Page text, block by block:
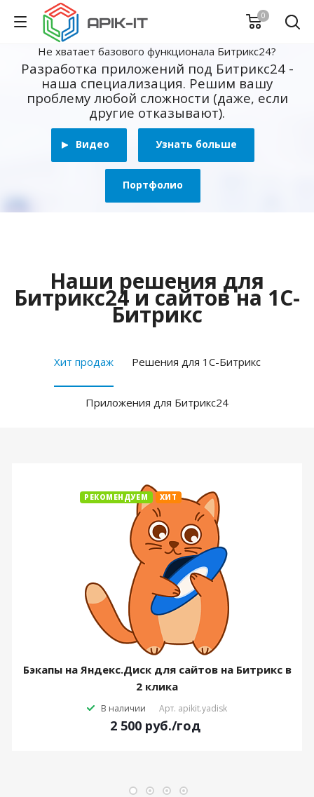
0
Не хватает базового функционала Битрикс24?
Разработка приложений под Битрикс24 -
наша специализация. Решим вашу
проблему любой сложности (даже, если
другие отказывают).
Видео Узнать больше
Портфолио
Наши решения для
Битрикс24 и сайтов на 1С-
Битрикс
Хит продаж Решения для 1С-Битрикс
Приложения для Битрикс24
РЕКОМЕНДУЕМ ХИТ
Бэкапы на Яндекс.Диск для сайтов на Битрикс в
2 клика
В наличии Арт. apikit.yadisk
2 500 руб./год